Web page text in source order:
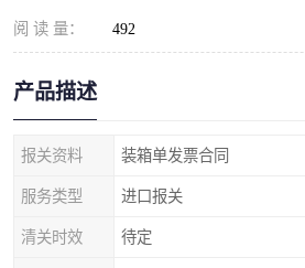
阅 读 量： 492
产品描述
报关资料 装箱单发票合同
服务类型 进口报关
清关时效 待定